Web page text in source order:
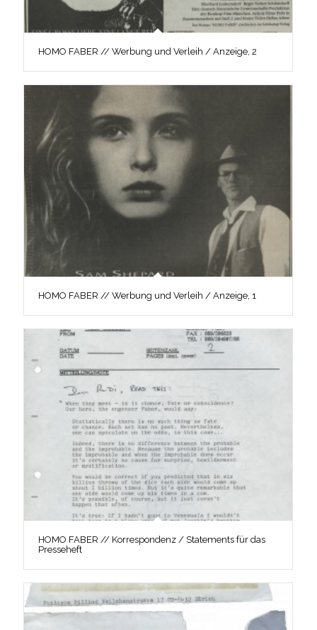
HOMO FABER // Werbung und Verleih / Anzeige, 2
HOMO FABER // Werbung und Verleih / Anzeige, 1
HOMO FABER // Korrespondenz / Statements für das
Presseheft